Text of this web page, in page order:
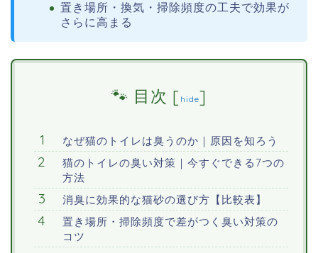
置き場所・換気・掃除頻度の工夫で効果が
さらに高まる
目次 [ hide]
なぜ猫のトイレは臭うのか｜原因を知ろう
猫のトイレの臭い対策｜今すぐできる7つの
方法
消臭に効果的な猫砂の選び方【比較表】
置き場所・掃除頻度で差がつく臭い対策の
コツ